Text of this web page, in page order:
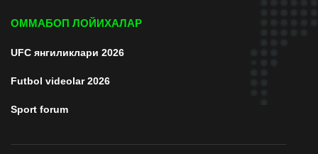
ОММАБОП ЛОЙИХАЛАР
UFC янгиликлари 2026
Futbol videolar 2026
Sport forum